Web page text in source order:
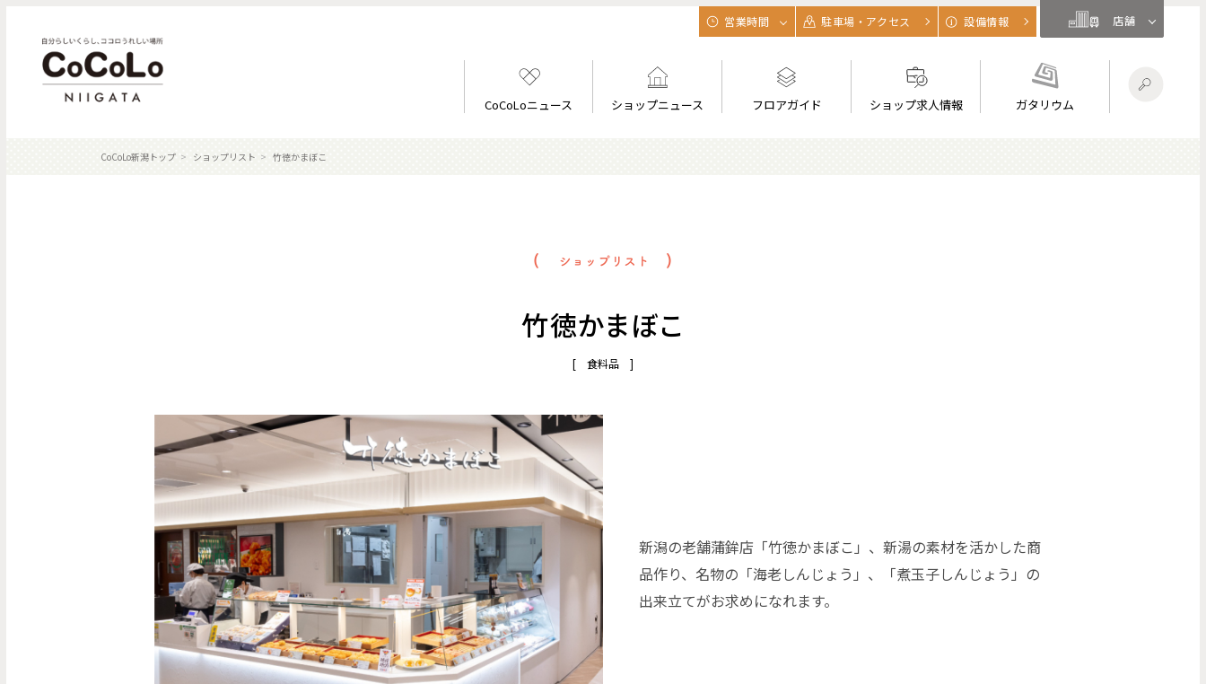
CoCoLoニュース ショップニュース フロアガイド ショップ求人情報 ガタリウム
営業時間 駐車場・アクセス 設備情報 店舗
CoCoLo新潟トップ ショップリスト 竹徳かまぼこ
竹徳かまぼこ
[ 食料品 ]
新潟の老舗蒲鉾店「竹徳かまぼこ」、新湯の素材を活かした商
品作り、名物の「海老しんじょう」、「煮玉子しんじょう」の
出来立てがお求めになれます。